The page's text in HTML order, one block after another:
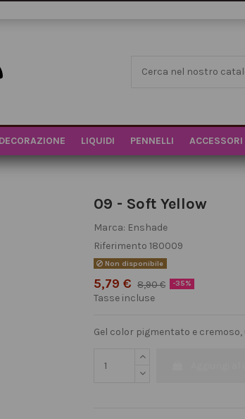
LIQUIDI PENNELLI ACCESSORI
09 - Soft Yellow
Marca: Enshade
Riferimento 180009
Non disponibile
5,79 € 8,90 € -35%
Tasse incluse
Gel color pigmentato e